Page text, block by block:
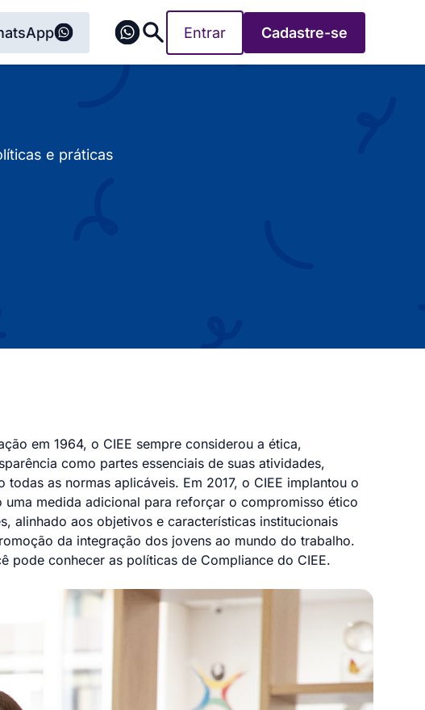
Entrar Cadastre-se
e práticas
em 1964, o CIEE sempre considerou a ética,
como partes essenciais de suas atividades,
todas as normas aplicáveis. Em 2017, o CIEE implantou o
uma medida adicional para reforçar o compromisso ético
alinhado aos objetivos e características institucionais
da integração dos jovens ao mundo do trabalho.
pode conhecer as políticas de Compliance do CIEE.